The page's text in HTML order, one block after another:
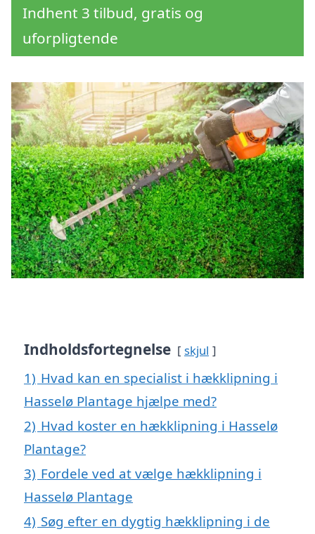
Indhent 3 tilbud, gratis og
uforpligtende
Indholdsfortegnelse skjul
1) Hvad kan en specialist i hækklipning i
Hasselø Plantage hjælpe med?
2) Hvad koster en hækklipning i Hasselø
Plantage?
3) Fordele ved at vælge hækklipning i
Hasselø Plantage
4) Søg efter en dygtig hækklipning i de